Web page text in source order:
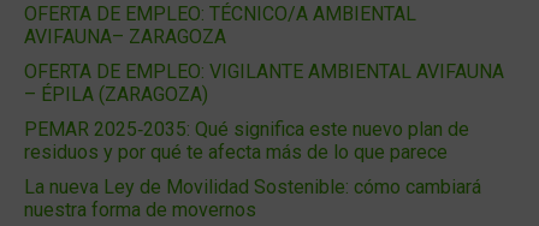
OFERTA DE EMPLEO: TÉCNICO/A AMBIENTAL
AVIFAUNA– ZARAGOZA
OFERTA DE EMPLEO: VIGILANTE AMBIENTAL AVIFAUNA
– ÉPILA (ZARAGOZA)
PEMAR 2025‑2035: Qué significa este nuevo plan de
residuos y por qué te afecta más de lo que parece
La nueva Ley de Movilidad Sostenible: cómo cambiará
nuestra forma de movernos